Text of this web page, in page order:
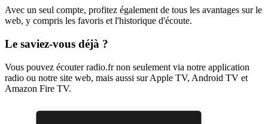
Avec un seul compte, profitez également de tous les avantages sur le
web, y compris les favoris et l'historique d'écoute.
Le saviez-vous déjà ?
Vous pouvez écouter radio.fr non seulement via notre application
radio ou notre site web, mais aussi sur Apple TV, Android TV et
Amazon Fire TV.